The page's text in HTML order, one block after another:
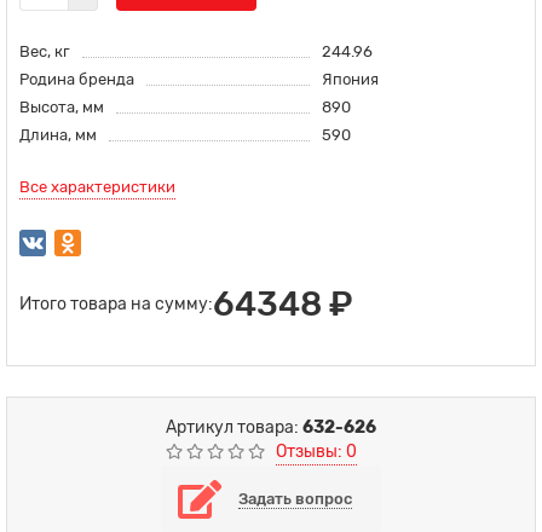
Вес, кг
244.96
Родина бренда
Япония
Высота, мм
890
Длина, мм
590
Все характеристики
Итого товара на сумму:64348 ₽
Артикул товара: 632-626
Отзывы: 0
Задать вопрос